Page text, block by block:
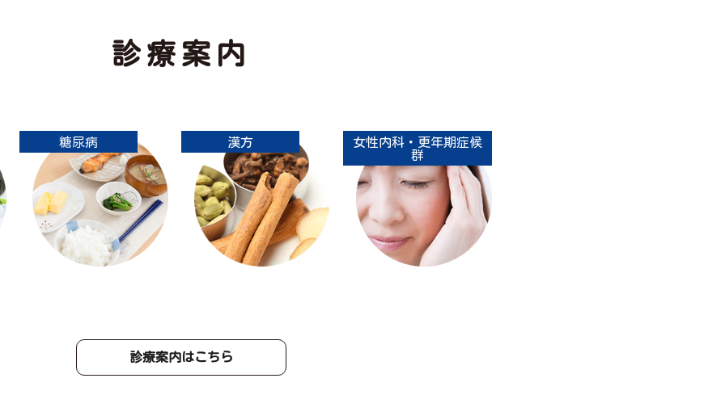
診療案内
糖尿病 漢方
女性内科・更年期症候
群
診療案内はこちら